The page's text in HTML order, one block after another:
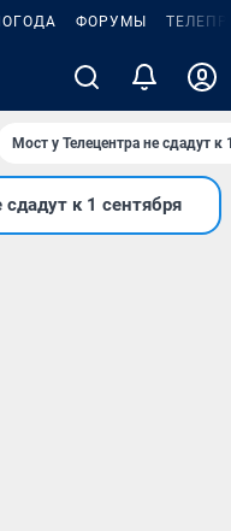
ФОРУМЫ
Мост у Телецентра не сдадут к
к 1 сентября